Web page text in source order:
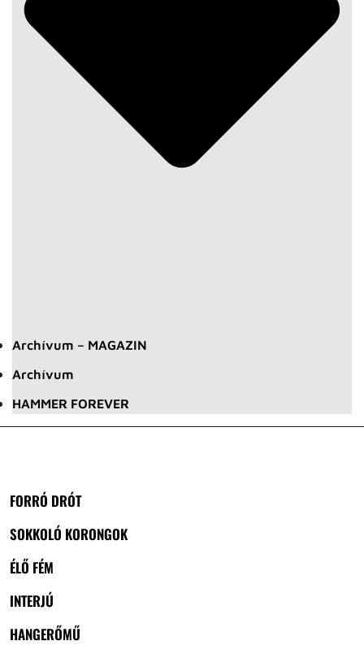
Archívum – MAGAZIN
Archívum
HAMMER FOREVER
FORRÓ DRÓT
SOKKOLÓ KORONGOK
ÉLŐ FÉM
INTERJÚ
HANGERŐMŰ